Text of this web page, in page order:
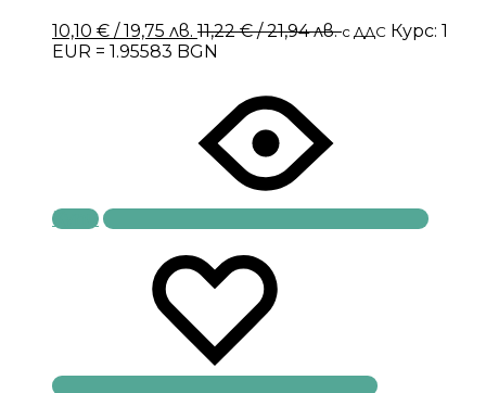
10,10 € / 19,75 лв. 11,22€/ 21,94 лв.с ДДС Курс: 1
EUR = 1.95583 BGN
Купи